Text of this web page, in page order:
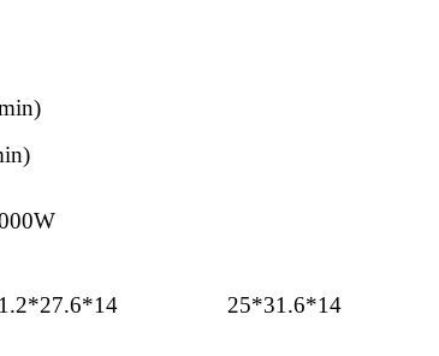
25*31.6*14